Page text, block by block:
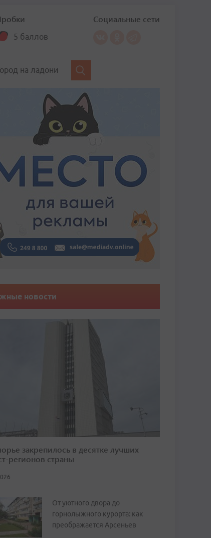
5 баллов
Социальные сети
на ладони
новости
закрепилось в десятке лучших
регионов страны
От уютного двора до
горнолыжного курорта: как
преображается Арсеньев